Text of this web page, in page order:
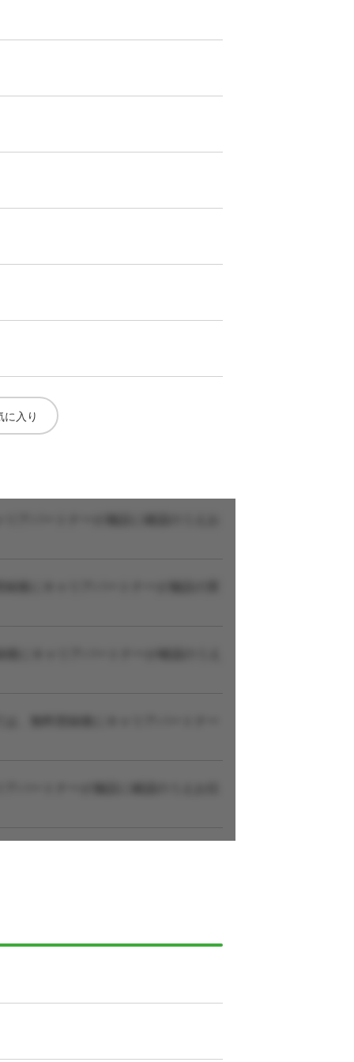
に入り
アパートナーが施設に確認のうえお
後にキャリアパートナーが施設の実
にキャリアパートナーが確認のうえ
パートナーが施設に確認のうえお伝